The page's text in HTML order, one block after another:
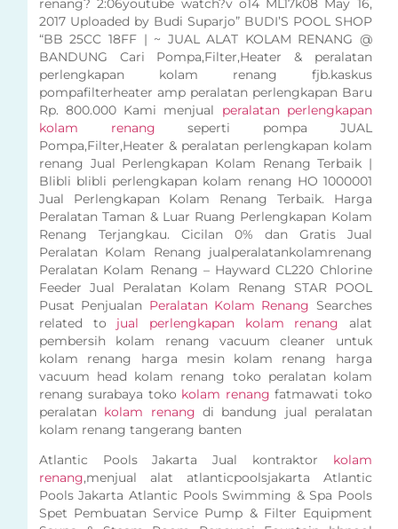
renang? 2:06youtube watch?v o14 ML17k08 May 16,
2017 Uploaded by Budi Suparjo” BUDI’S POOL SHOP
“BB 25CC 18FF | ~ JUAL ALAT KOLAM RENANG @
BANDUNG Cari Pompa,Filter,Heater & peralatan
perlengkapan kolam renang fjb.kaskus
pompafilterheater amp peralatan perlengkapan Baru
Rp. 800.000 Kami menjual peralatan perlengkapan
kolam renang seperti pompa JUAL
Pompa,Filter,Heater & peralatan perlengkapan kolam
renang Jual Perlengkapan Kolam Renang Terbaik |
Blibli blibli perlengkapan kolam renang HO 1000001
Jual Perlengkapan Kolam Renang Terbaik. Harga
Peralatan Taman & Luar Ruang Perlengkapan Kolam
Renang Terjangkau. Cicilan 0% dan Gratis Jual
Peralatan Kolam Renang jualperalatankolamrenang
Peralatan Kolam Renang – Hayward CL220 Chlorine
Feeder Jual Peralatan Kolam Renang STAR POOL
Pusat Penjualan Peralatan Kolam Renang Searches
related to jual perlengkapan kolam renang alat
pembersih kolam renang vacuum cleaner untuk
kolam renang harga mesin kolam renang harga
vacuum head kolam renang toko peralatan kolam
renang surabaya toko kolam renang fatmawati toko
peralatan kolam renang di bandung jual peralatan
kolam renang tangerang banten
Atlantic Pools Jakarta Jual kontraktor kolam
renang,menjual alat atlanticpoolsjakarta Atlantic
Pools Jakarta Atlantic Pools Swimming & Spa Pools
Spet Pembuatan Service Pump & Filter Equipment